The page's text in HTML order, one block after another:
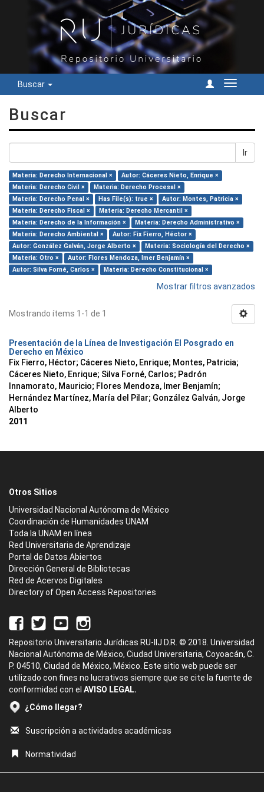
Buscar
Cambiar
Buscar
Ir
Materia: Derecho Internacional ×
Autor: Cáceres Nieto, Enrique ×
Materia: Derecho Civil ×
Materia: Derecho Procesal ×
Materia: Derecho Penal ×
Has File(s): true ×
Autor: Montes, Patricia ×
Materia: Derecho Fiscal ×
Materia: Derecho Mercantil ×
Materia: Derecho de la Información ×
Materia: Derecho Administrativo ×
Materia: Derecho Ambiental ×
Autor: Fix Fierro, Héctor ×
Autor: González Galván, Jorge Alberto ×
Materia: Sociología del Derecho ×
Materia: Otro ×
Autor: Flores Mendoza, Imer Benjamín ×
Autor: Silva Forné, Carlos ×
Materia: Derecho Constitucional ×
Mostrar filtros avanzados
Mostrando ítems 1-1 de 1
Presentación de la Línea de Investigación El Posgrado en
Derecho en México
Fix Fierro, Héctor; Cáceres Nieto, Enrique; Montes, Patricia;
Cáceres Nieto, Enrique; Silva Forné, Carlos; Padrón
Innamorato, Mauricio; Flores Mendoza, Imer Benjamín;
Hernández Martínez, María del Pilar; González Galván, Jorge
Alberto
2011
Otros Sitios
Universidad Nacional Autónoma de México
Coordinación de Humanidades UNAM
Toda la UNAM en línea
Red Universitaria de Aprendizaje
Portal de Datos Abiertos
Dirección General de Bibliotecas
Red de Acervos Digitales
Directory of Open Access Repositories
Repositorio Universitario Jurídicas RU-IIJ D.R. © 2018. Universidad
Nacional Autónoma de México, Ciudad Universitaria, Coyoacán, C.
P. 04510, Ciudad de México, México. Este sitio web puede ser
utilizado con fines no lucrativos siempre que se cite la fuente de
conformidad con el AVISO LEGAL.
¿Cómo llegar?
Suscripción a actividades académicas
Normatividad